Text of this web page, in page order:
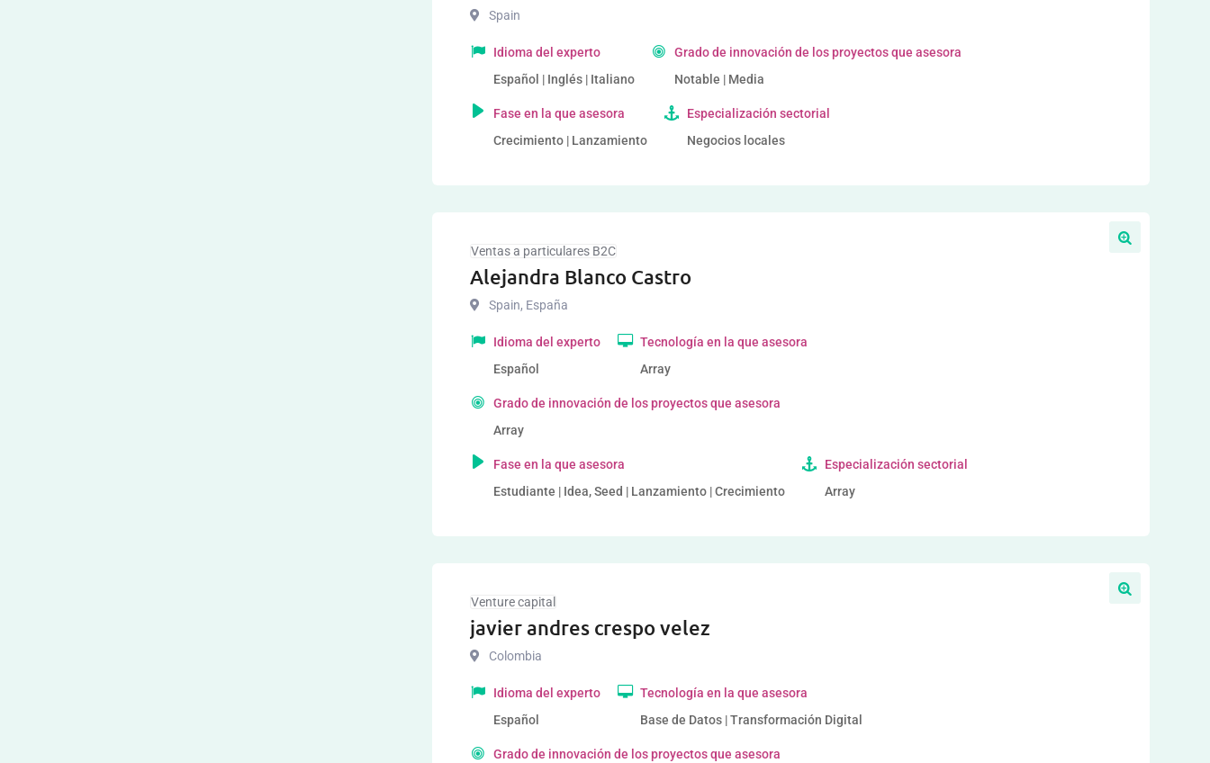
Spain
Idioma del experto
Español | Inglés | Italiano
Grado de innovación de los proyectos que asesora
Notable | Media
Fase en la que asesora
Crecimiento | Lanzamiento
Especialización sectorial
Negocios locales
Ventas a particulares B2C
Alejandra Blanco Castro
Spain, España
Idioma del experto
Español
Tecnología en la que asesora
Array
Grado de innovación de los proyectos que asesora
Array
Fase en la que asesora
Estudiante | Idea, Seed | Lanzamiento | Crecimiento
Especialización sectorial
Array
Venture capital
javier andres crespo velez
Colombia
Idioma del experto
Español
Tecnología en la que asesora
Base de Datos | Transformación Digital
Grado de innovación de los proyectos que asesora